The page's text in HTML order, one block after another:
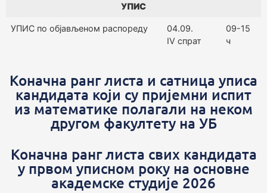
УПИС
УПИС по објављеном распореду
04.09.
IV спрат
09-15
ч
Коначна ранг листа и сатница уписа
кандидата који су пријемни испит
из математике полагали на неком
другом факултету на УБ
Коначна ранг листа свих кандидата
у првом уписном року на основне
академске студије 2026